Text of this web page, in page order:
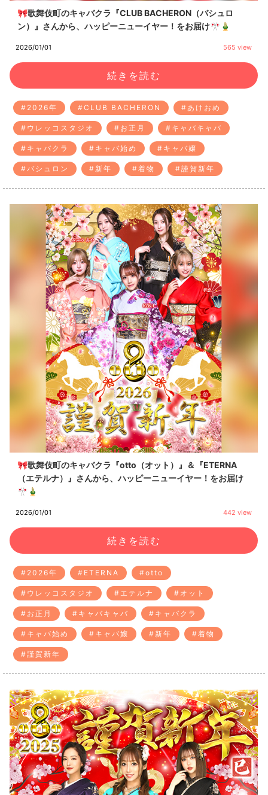
2026/01/01 565 view
🎀歌舞伎町のキャバクラ『CLUB BACHERON（バシュロ
ン）』さんから、ハッピーニューイヤー！をお届け🎌🎍
#2026年 #CLUB BACHERON #あけおめ
#ウレッコスタジオ #お正月 #キャバキャバ
#キャバクラ #キャバ始め #キャバ嬢
#バシュロン #新年 #着物 #謹賀新年
続きを読む
2026/01/01 442 view
🎀歌舞伎町のキャバクラ『otto（オット）』＆『ETERNA
（エテルナ）』さんから、ハッピーニューイヤー！をお届け
🎌🎍
#2026年 #ETERNA #otto
#ウレッコスタジオ #エテルナ #オット
#お正月 #キャバキャバ #キャバクラ
#キャバ始め #キャバ嬢 #新年 #着物
#謹賀新年
続きを読む